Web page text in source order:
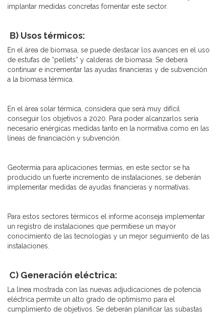
implantar medidas concretas fomentar este sector.
B) Usos térmicos:
En el área de biomasa, se puede destacar los avances en el uso
de estufas de “pellets” y calderas de biomasa. Se deberá
continuar e incrementar las ayudas financieras y de subvención
a la biomasa térmica.
En el área solar térmica, considera que será muy difícil
conseguir los objetivos a 2020. Para poder alcanzarlos sería
necesario enérgicas medidas tanto en la normativa como en las
líneas de financiación y subvención.
Geotermia para aplicaciones termias, en este sector se ha
producido un fuerte incremento de instalaciones, se deberán
implementar medidas de ayudas financieras y normativas.
Para estos sectores térmicos el informe aconseja implementar
un registro de instalaciones que permitiese un mayor
conocimiento de las tecnologías y un mejor seguimiento de las
instalaciones.
C) Generación eléctrica:
La línea mostrada con las nuevas adjudicaciones de potencia
eléctrica permite un alto grado de optimismo para el
cumplimiento de objetivos. Se deberán planificar las subastas